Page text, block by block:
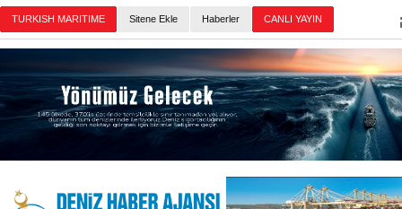
TURKISH MARITIME Sitene Ekle Haberler CANLI YAYIN